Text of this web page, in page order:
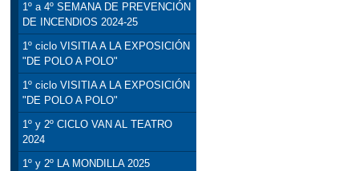
1º a 4º SEMANA DE PREVENCIÓN
DE INCENDIOS 2024-25
1º ciclo VISITIA A LA EXPOSICIÓN
"DE POLO A POLO"
1º ciclo VISITIA A LA EXPOSICIÓN
"DE POLO A POLO"
1º y 2º CICLO VAN AL TEATRO
2024
1º y 2º LA MONDILLA 2025